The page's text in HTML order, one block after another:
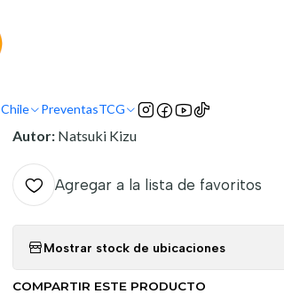
Chile PreventasTCG
Nombre original:Given
Autor: Natsuki Kizu
Agregar a la lista de favoritos
Mostrar stock de ubicaciones
COMPARTIR ESTE PRODUCTO